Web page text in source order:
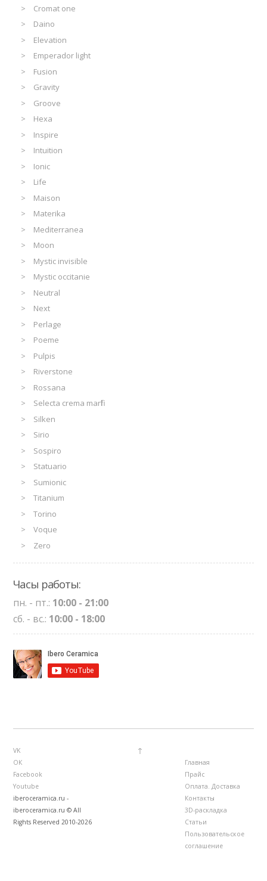
Cromat one
Daino
Elevation
Emperador light
Fusion
Gravity
Groove
Hexa
Inspire
Intuition
Ionic
Life
Maison
Materika
Mediterranea
Moon
Mystic invisible
Mystic occitanie
Neutral
Next
Perlage
Poeme
Pulpis
Riverstone
Rossana
Selecta crema marfil
Silken
Sirio
Sospiro
Statuario
Sumionic
Titanium
Torino
Voque
Zero
Часы работы:
пн. - пт.: 10:00 - 21:00
сб. - вс.: 10:00 - 18:00
VK
ОК
Facebook
Youtube
iberoceramica.ru -
iberoceramica.ru © All
Rights Reserved 2010-2026
↑
Главная
Прайс
Оплата. Доставка
Контакты
3D-раскладка
Статьи
Пользовательское
соглашение